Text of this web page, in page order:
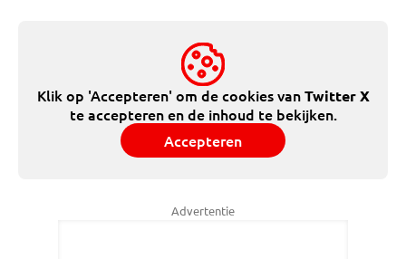
Klik op 'Accepteren' om de cookies vanTwitter X
te accepteren en de inhoud te bekijken.
Accepteren
Advertentie